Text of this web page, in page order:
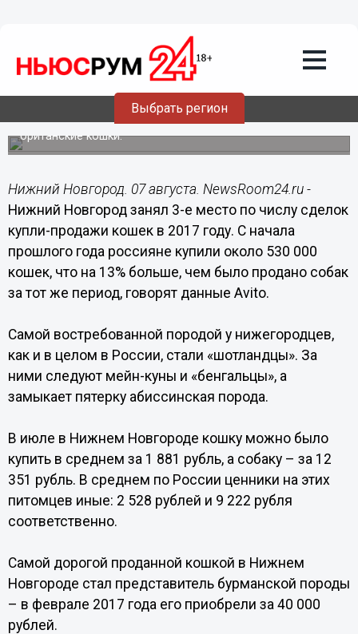
Выбрать регион
07.08.201813:13
Нижегородцы предпочитают покупать
кошек чаще, чем собак
Самыми популярными породами стали шотландские и
британские кошки.
Нижний Новгород. 07 августа. NewsRoom24.ru -
Нижний Новгород занял 3-е место по числу сделок
купли-продажи кошек в 2017 году. С начала
прошлого года россияне купили около 530 000
кошек, что на 13% больше, чем было продано собак
за тот же период, говорят данные Avito.
Самой востребованной породой у нижегородцев,
как и в целом в России, стали «шотландцы». За
ними следуют мейн-куны и «бенгальцы», а
замыкает пятерку абиссинская порода.
В июле в Нижнем Новгороде кошку можно было
купить в среднем за 1 881 рубль, а собаку – за 12
351 рубль. В среднем по России ценники на этих
питомцев иные: 2 528 рублей и 9 222 рубля
соответственно.
Самой дорогой проданной кошкой в Нижнем
Новгороде стал представитель бурманской породы
– в феврале 2017 года его приобрели за 40 000
рублей.